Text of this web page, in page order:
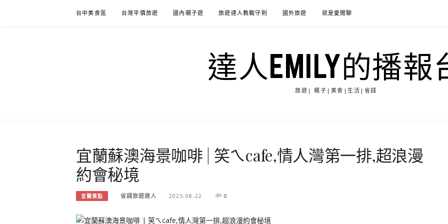
台中美食區 台灣平價旅遊 國內親子遊 旅遊達人教戰守則 國外旅遊 就是愛閒聊
達人EMILY的播報
旅遊| 親子|美食|生活|省錢
宜蘭蘇澳海景咖啡 | 笑ㄟcafe,情人灣第一排,超浪漫
約會秘境
宜蘭景點 省錢旅遊達人 2025-08-22 0